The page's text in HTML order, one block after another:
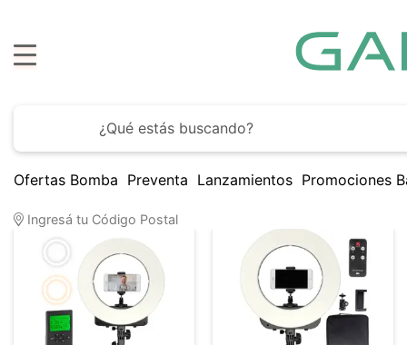
Ofertas Bomba Preventa Lanzamientos Promociones
Ingresá tu Código Postal
8